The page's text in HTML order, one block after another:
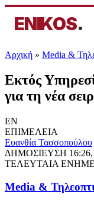
ENIKOS.
Αρχική » Media &
Εκτός
για τη νέα
EN
ΕΠΙΜΕΛΕΙΑ
Ευανθία Τασσοπούλου
ΔΗΜΟΣΙΕΥΣΗ
ΤΕΛΕΥΤΑΙΑ
Media &